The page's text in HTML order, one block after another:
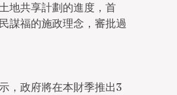
地共享計劃的進度，首
謀福的施政理念，審批過
，政府將在本財季推出3